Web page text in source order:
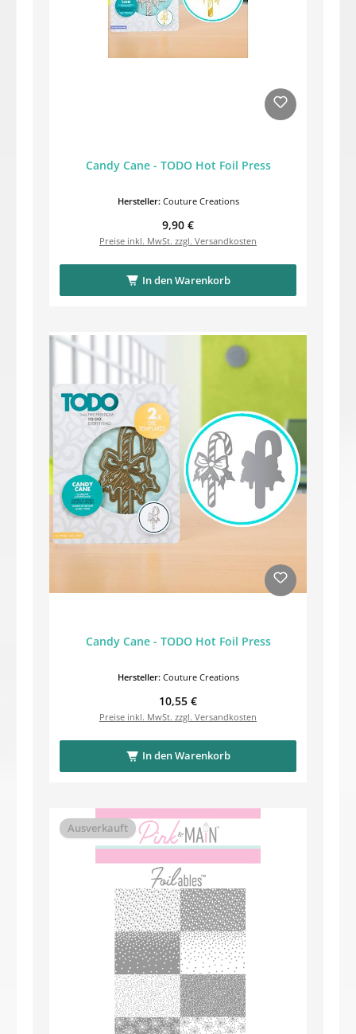
Candy Cane - TODO Hot Foil Press
Hersteller: Couture Creations
Regulärer Preis:
9,90 €
Preise inkl. MwSt. zzgl. Versandkosten
In den Warenkorb
Candy Cane - TODO Hot Foil Press
Hersteller: Couture Creations
Regulärer Preis:
10,55 €
Preise inkl. MwSt. zzgl. Versandkosten
In den Warenkorb
Ausverkauft